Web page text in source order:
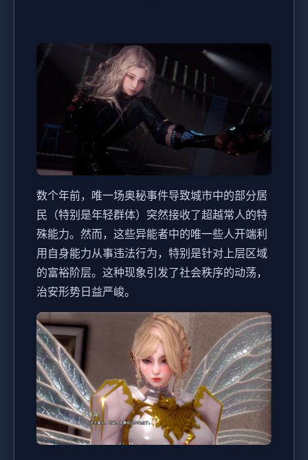
数个年前，唯一场奥秘事件导致城市中的部分居
民（特别是年轻群体）突然接收了超越常人的特
殊能力。然而，这些异能者中的唯一些人开端利
用自身能力从事违法行为，特别是针对上层区域
的富裕阶层。这种现象引发了社会秩序的动荡，
治安形势日益严峻。